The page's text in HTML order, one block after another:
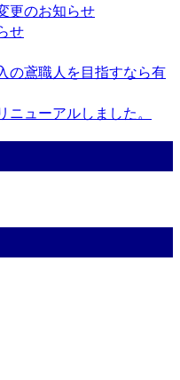
更のお知らせ
せ
の鳶職人を目指すなら有
ューアルしました。